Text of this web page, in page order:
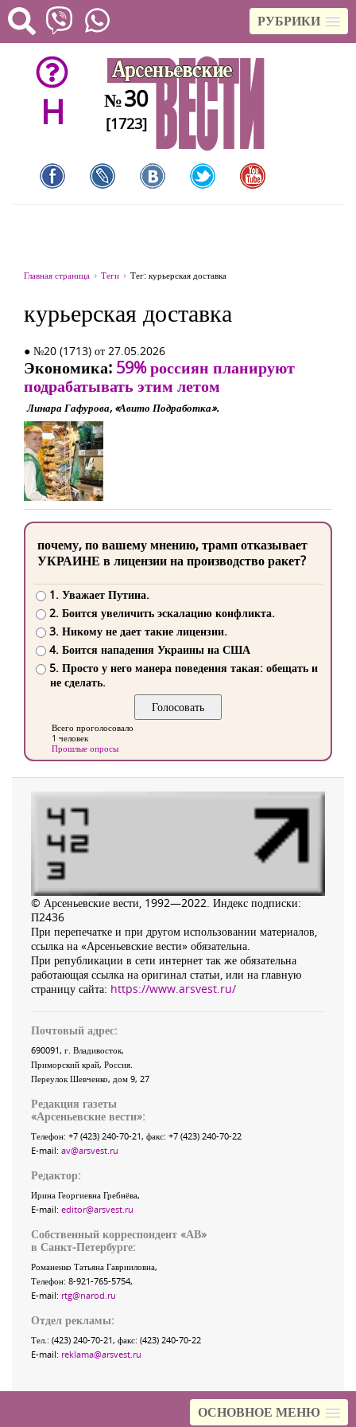
РУБРИКИ
ОСНОВНОЕ МЕНЮ
H №30
[1723]
Главная страница Теги Тег: курьерская доставка
курьерская доставка
● №20 (1713) от 27.05.2026
Экономика: 59% россиян планируют
подрабатывать этим летом
Линара Гафурова, «Авито Подработка».
почему, по вашему мнению, трамп отказывает
УКРАИНЕ в лицензии на производство ракет?
1. Уважает Путина.
2. Боится увеличить эскалацию конфликта.
3. Никому не дает такие лицензии.
4. Боится нападения Украины на США
5. Просто у него манера поведения такая: обещать и
не сделать.
Всего проголосовало
1 человек
Прошлые опросы
© Арсеньевские вести, 1992—2022. Индекс подписки:
П2436
При перепечатке и при другом использовании материалов,
ссылка на «Арсеньевские вести» обязательна.
При републикации в сети интернет так же обязательна
работающая ссылка на оригинал статьи, или на главную
страницу сайта: https://www.arsvest.ru/
Почтовый адрес:
690091, г. Владивосток,
Приморский край, Россия
Переулок Шевченко, дом 9, 27
Редакция газеты
«Арсеньевские вести»:
Телефон: +7 (423) 240-70-21, факс: +7 (423) 240-70-22
E-mail: av@arsvest.ru
Редактор:
Ирина Георгиевна Гребнёва,
E-mail: editor@arsvest.ru
Собственный корреспондент «АВ»
в Санкт-Петербурге:
Романенко Татьяна Гаврииловна,
Телефон: 8-921-765-5754,
E-mail: rtg@narod.ru
Отдел рекламы:
Тел.: (423) 240-70-21, факс: (423) 240-70-22
E-mail: reklama@arsvest.ru